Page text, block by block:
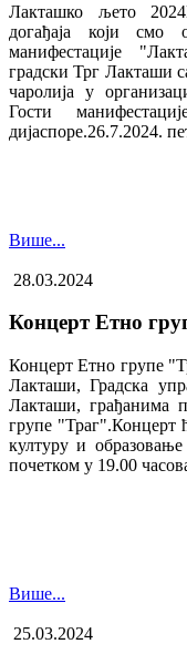
Лакташко љето
догађаја који
манифестације
градски Трг Лакташи
чаролија у
Гости
дијаспоре.26.7.2024.
Више...
28.03.2024
Концерт Етно
Концерт Етно групе
Лакташи, Градска
Лакташи, грађанима
групе "Траг".Концерт
културу и
почетком у 19.00
Више...
25.03.2024